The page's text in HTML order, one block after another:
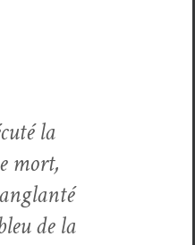
la
mort,
de la